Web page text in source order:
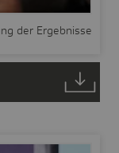
der Ergebnisse